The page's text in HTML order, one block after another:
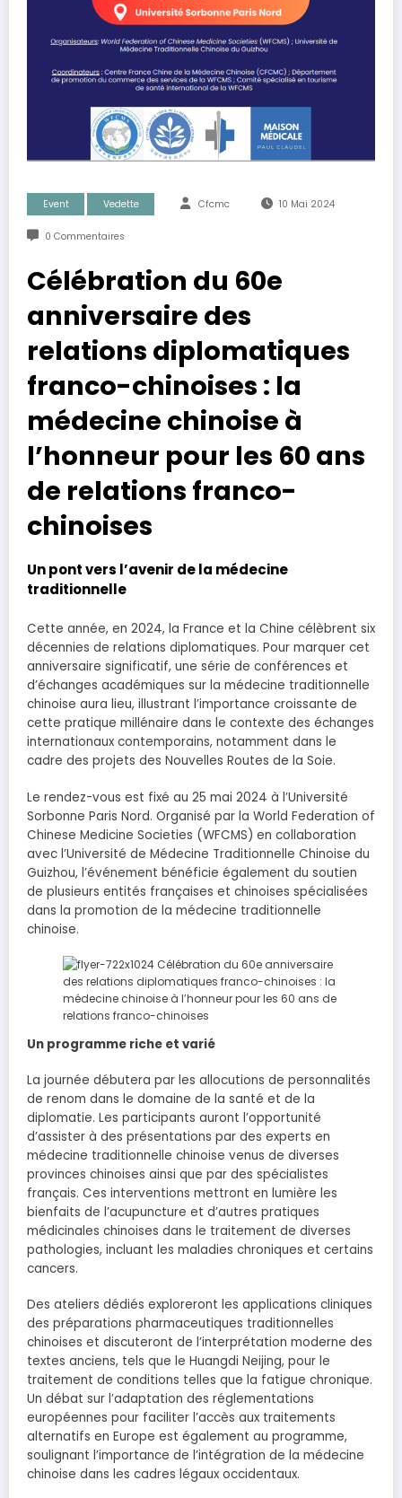
Event Vedette Cfcmc 10 Mai 2024
0 Commentaires
Célébration du 60e
anniversaire des
relations diplomatiques
franco-chinoises : la
médecine chinoise à
l’honneur pour les 60 ans
de relations franco-
chinoises
Un pont vers l’avenir de la médecine
traditionnelle
Cette année, en 2024, la France et la Chine célèbrent six
décennies de relations diplomatiques. Pour marquer cet
anniversaire significatif, une série de conférences et
d’échanges académiques sur la médecine traditionnelle
chinoise aura lieu, illustrant l’importance croissante de
cette pratique millénaire dans le contexte des échanges
internationaux contemporains, notamment dans le
cadre des projets des Nouvelles Routes de la Soie.
Le rendez-vous est fixé au 25 mai 2024 à l’Université
Sorbonne Paris Nord. Organisé par la World Federation of
Chinese Medicine Societies (WFCMS) en collaboration
avec l’Université de Médecine Traditionnelle Chinoise du
Guizhou, l’événement bénéficie également du soutien
de plusieurs entités françaises et chinoises spécialisées
dans la promotion de la médecine traditionnelle
chinoise.
Un programme riche et varié
La journée débutera par les allocutions de personnalités
de renom dans le domaine de la santé et de la
diplomatie. Les participants auront l’opportunité
d’assister à des présentations par des experts en
médecine traditionnelle chinoise venus de diverses
provinces chinoises ainsi que par des spécialistes
français. Ces interventions mettront en lumière les
bienfaits de l’acupuncture et d’autres pratiques
médicinales chinoises dans le traitement de diverses
pathologies, incluant les maladies chroniques et certains
cancers.
Des ateliers dédiés exploreront les applications cliniques
des préparations pharmaceutiques traditionnelles
chinoises et discuteront de l’interprétation moderne des
textes anciens, tels que le Huangdi Neijing, pour le
traitement de conditions telles que la fatigue chronique.
Un débat sur l’adaptation des réglementations
européennes pour faciliter l’accès aux traitements
alternatifs en Europe est également au programme,
soulignant l’importance de l’intégration de la médecine
chinoise dans les cadres légaux occidentaux.